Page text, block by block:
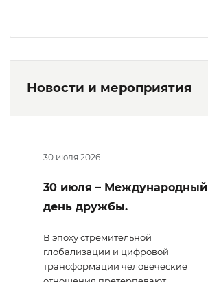
Новости и мероприятия
30 июля 2026
30 июля – Международный
день дружбы.
В эпоху стремительной
глобализации и цифровой
трансформации человеческие